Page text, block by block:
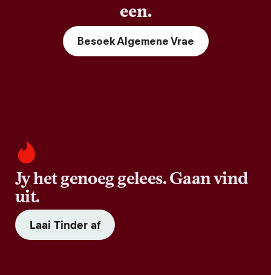
een.
Besoek Algemene Vrae
Jy het genoeg gelees. Gaan vind
uit.
Laai Tinder af